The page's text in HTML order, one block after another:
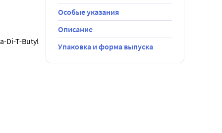
Di-T-Butyl
Особые указания
Описание
Упаковка и форма выпуска